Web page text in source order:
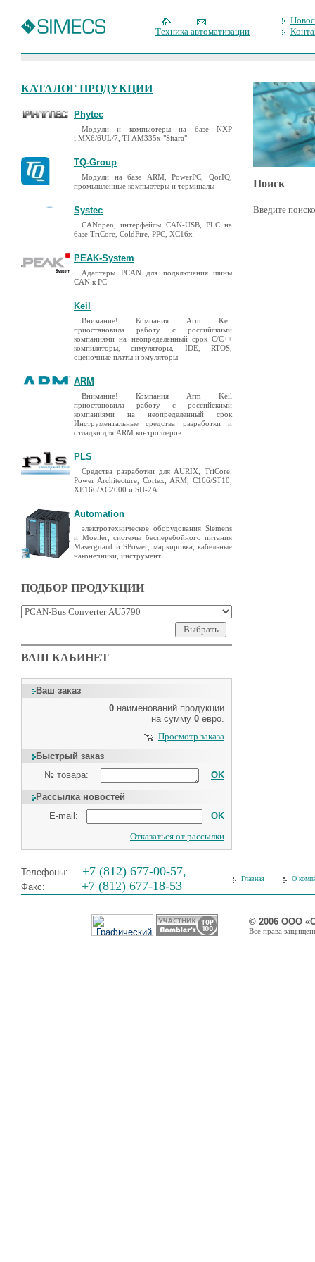
Техника автоматизации
КАТАЛОГ ПРОДУКЦИИ
Phytec
Модули и компьютеры на базе NXP
i.MX6/6UL/7, TI AM335x "Sitara"
TQ-Group
Модули на базе ARM, PowerPC, QorIQ,
промышленные компьютеры и терминалы
Systec
CANopen, интерфейсы CAN-USB, PLC на
базе TriCore, ColdFire, PPC, XC16x
PEAK-System
Адаптеры PCAN для подключения шины
CAN к PC
Keil
Внимание! Компания Arm Keil
приостановила работу с российскими
компаниями на неопределенный срок C/C++
компиляторы, симуляторы, IDE, RTOS,
оценочные платы и эмуляторы
ARM
Внимание! Компания Arm Keil
приостановила работу с российскими
компаниями на неопределенный срок
Инструментальные средства разработки и
отладки для ARM контроллеров
PLS
Средства разработки для AURIX, TriCore,
Power Architecture, Cortex, ARM, C166/ST10,
XE166/XC2000 и SH-2A
Automation
электротехническое оборудования Siemens
и Moeller, системы бесперебойного питания
Maserguard и SPower, маркировка, кабельные
наконечники, инструмент
ПОДБОР ПРОДУКЦИИ
ВАШ КАБИНЕТ
Ваш заказ
0 наименований продукции
на сумму 0 евро.
Просмотр заказа
Быстрый заказ
№ товара:
OK
Рассылка новостей
E-mail:
OK
Отказаться от рассылки
Поиск
Введите
Телефоны: +7 (812) 677-00-57,
Факс: +7 (812) 677-18-53
Главная О
© 2006 ООО
Все права